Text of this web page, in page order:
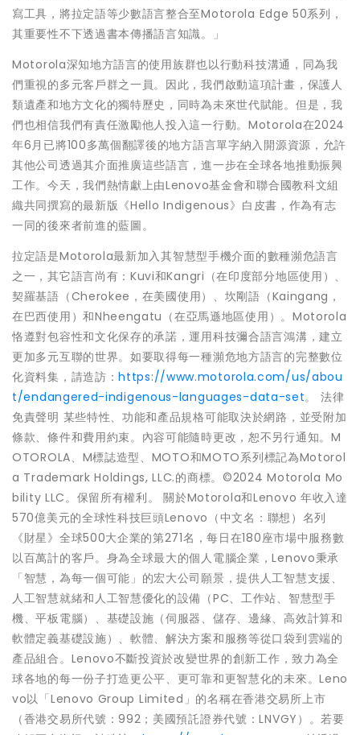
寫工具，將拉定語等少數語言整合至Motorola Edge 50系列，
其重要性不下透過書本傳播語言知識。」
Motorola深知地方語言的使用族群也以行動科技溝通，同為我
們重視的多元客戶群之一員。因此，我們啟動這項計畫，保護人
類遺產和地方文化的獨特歷史，同時為未來世代賦能。但是，我
們也相信我們有責任激勵他人投入這一行動。Motorola在2024
年6月已將100多萬個翻譯後的地方語言單字納入開源資源，允許
其他公司透過其介面推廣這些語言，進一步在全球各地推動振興
工作。今天，我們熱情獻上由Lenovo基金會和聯合國教科文組
織共同撰寫的最新版《Hello Indigenous》白皮書，作為有志
一同的後來者前進的藍圖。
拉定語是Motorola最新加入其智慧型手機介面的數種瀕危語言
之一，其它語言尚有：Kuvi和Kangri（在印度部分地區使用）、
契羅基語（Cherokee，在美國使用）、坎剛語（Kaingang，
在巴西使用）和Nheengatu（在亞馬遜地區使用）。Motorola
恪遵對包容性和文化保存的承諾，運用科技彌合語言鴻溝，建立
更加多元互聯的世界。如要取得每一種瀕危地方語言的完整數位
化資料集，請造訪：https://www.motorola.com/us/abou
t/endangered-indigenous-languages-data-set。 法律
免責聲明 某些特性、功能和產品規格可能取決於網路，並受附加
條款、條件和費用約束。內容可能隨時更改，恕不另行通知。M
OTOROLA、M標誌造型、MOTO和MOTO系列標記為Motorol
a Trademark Holdings, LLC.的商標。©2024 Motorola Mo
bility LLC。保留所有權利。 關於Motorola和Lenovo 年收入達
570億美元的全球性科技巨頭Lenovo（中文名：聯想）名列
《財星》全球500大企業的第271名，每日在180座市場中服務數
以百萬計的客戶。身為全球最大的個人電腦企業，Lenovo秉承
「智慧，為每一個可能」的宏大公司願景，提供人工智慧支援、
人工智慧就緒和人工智慧優化的設備（PC、工作站、智慧型手
機、平板電腦）、基礎設施（伺服器、儲存、邊緣、高效計算和
軟體定義基礎設施）、軟體、解決方案和服務等從口袋到雲端的
產品組合。Lenovo不斷投資於改變世界的創新工作，致力為全
球各地的每一份子打造更公平、更可靠和更智慧化的未來。Leno
vo以「Lenovo Group Limited」的名稱在香港交易所上市
（香港交易所代號：992；美國預託證券代號：LNVGY）。若要